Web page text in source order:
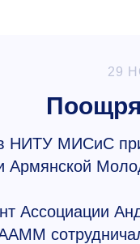
29
НИТУ МИСиС
Армянской
Ассоциации​